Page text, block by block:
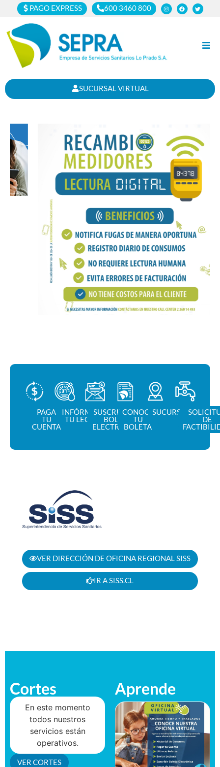
PAGO EXPRESS 600 3460 800
Clientes
Noticias
Nosotros
SUCURSAL VIRTUAL
PAGA
TU
CUENTA
INFÓRMANOS
TU LECTURA
SUSCRIPCIÓN
BOLETA
ELECTRÓNICA
CONOCE
TU
BOLETA
SUCURSAL
DE
VER DIRECCIÓN DE OFICINA REGIONAL SISS
IR A SISS.CL
Cortes
En este momento
todos nuestros
servicios están
operativos.
VER CORTES
Aprende